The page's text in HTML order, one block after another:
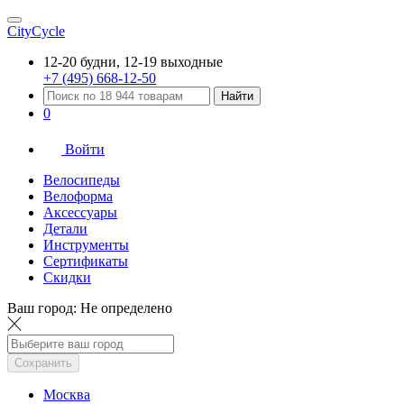
CityCycle
12-20 будни, 12-19 выходные
+7 (495) 668-12-50
Найти
0
Войти
Велосипеды
Велоформа
Аксессуары
Детали
Инструменты
Сертификаты
Скидки
Ваш город: Не определено
Сохранить
Москва